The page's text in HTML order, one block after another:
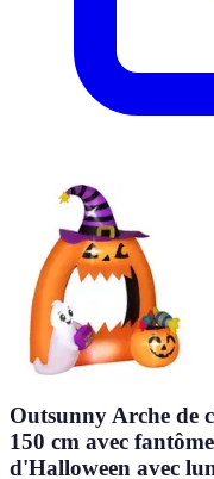
Outsunny Arche de
150 cm avec
d'Halloween avec